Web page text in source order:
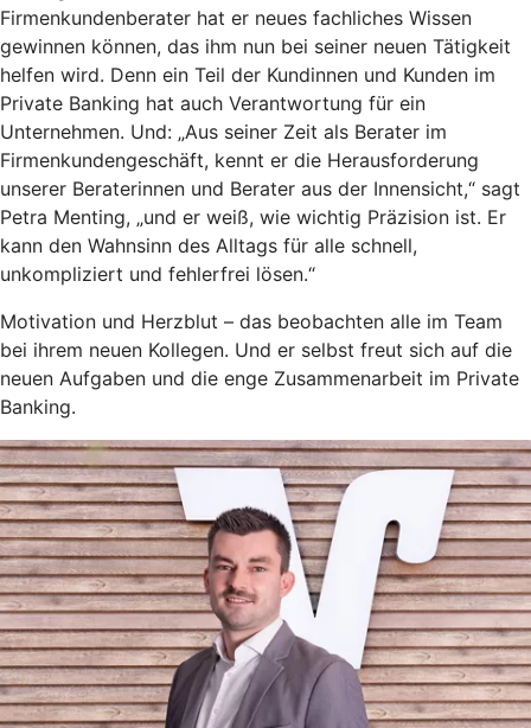
Firmenkundenberater hat er neues fachliches Wissen
gewinnen können, das ihm nun bei seiner neuen Tätigkeit
helfen wird. Denn ein Teil der Kundinnen und Kunden im
Private Banking hat auch Verantwortung für ein
Unternehmen. Und: „Aus seiner Zeit als Berater im
Firmenkundengeschäft, kennt er die Herausforderung
unserer Beraterinnen und Berater aus der Innensicht,“ sagt
Petra Menting, „und er weiß, wie wichtig Präzision ist. Er
kann den Wahnsinn des Alltags für alle schnell,
unkompliziert und fehlerfrei lösen.“
Motivation und Herzblut – das beobachten alle im Team
bei ihrem neuen Kollegen. Und er selbst freut sich auf die
neuen Aufgaben und die enge Zusammenarbeit im Private
Banking.